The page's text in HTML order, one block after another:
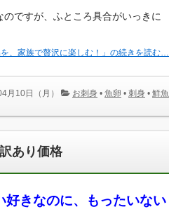
ですが、ふところ具合がいっきに
、家族で贅沢に楽しむ！」の続きを読む…
月10日（月） お刺身 • 魚卵 • 刺身 • 鮮魚
あり価格
好きなのに、もったいない